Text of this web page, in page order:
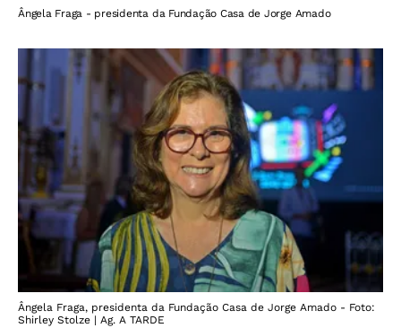
Ângela Fraga - presidenta da Fundação Casa de Jorge Amado
Ângela Fraga, presidenta da Fundação Casa de Jorge Amado - Foto:
Shirley Stolze | Ag. A TARDE